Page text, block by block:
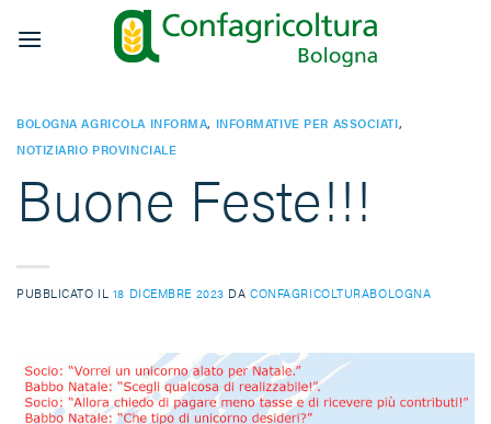
BOLOGNA AGRICOLA INFORMA, INFORMATIVE PER ASSOCIATI,
NOTIZIARIO PROVINCIALE
Buone Feste!!!
PUBBLICATO IL 18 DICEMBRE 2023 DACONFAGRICOLTURABOLOGNA